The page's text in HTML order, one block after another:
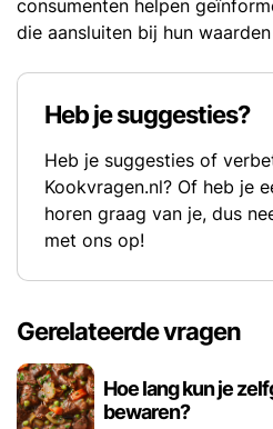
consumenten helpen
die aansluiten bij hun
Heb je suggesties?
Heb je suggesties of
Kookvragen.nl? Of heb je
horen graag van je, dus
met ons op!
Gerelateerde vragen
Hoe lang kun je
bewaren?